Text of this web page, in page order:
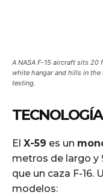
A NASA F-15 aircraft sits
white hangar and hills in
testing.
El X-59 es un
metros de largo y
que un caza F-16.
modelos: